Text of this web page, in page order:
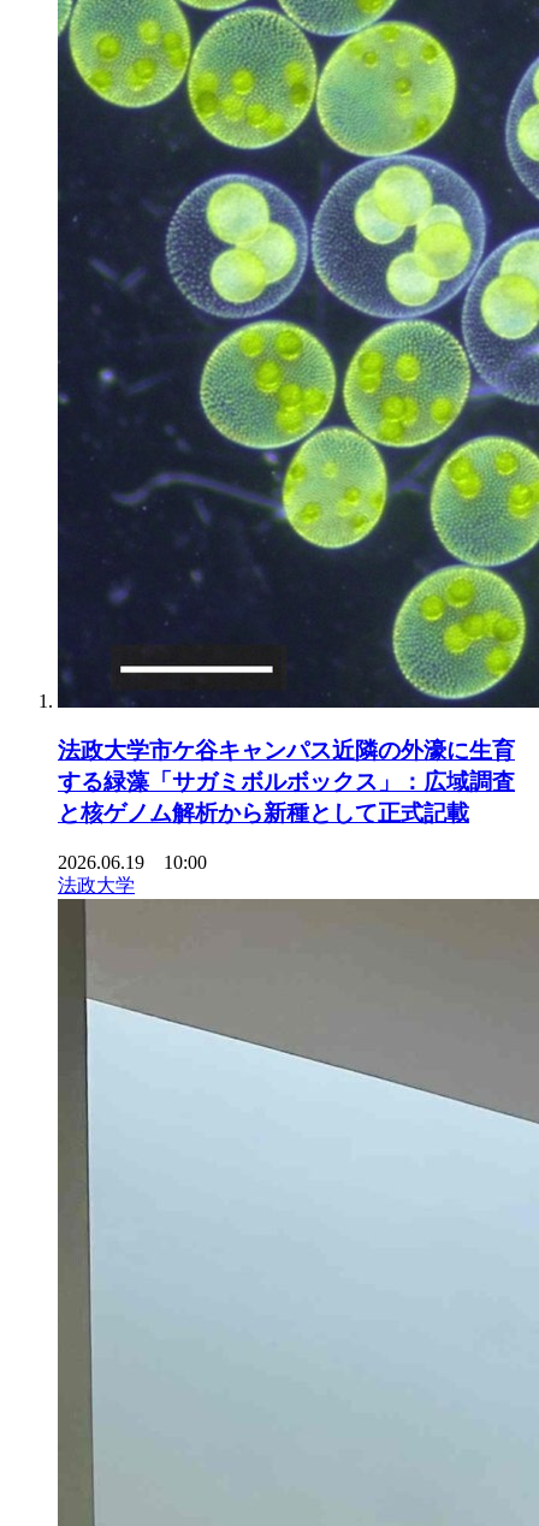
法政大学市ケ谷キャンパス近隣の外濠に生育
する緑藻「サガミボルボックス」：広域調査
と核ゲノム解析から新種として正式記載
2026.06.19 10:00
法政大学